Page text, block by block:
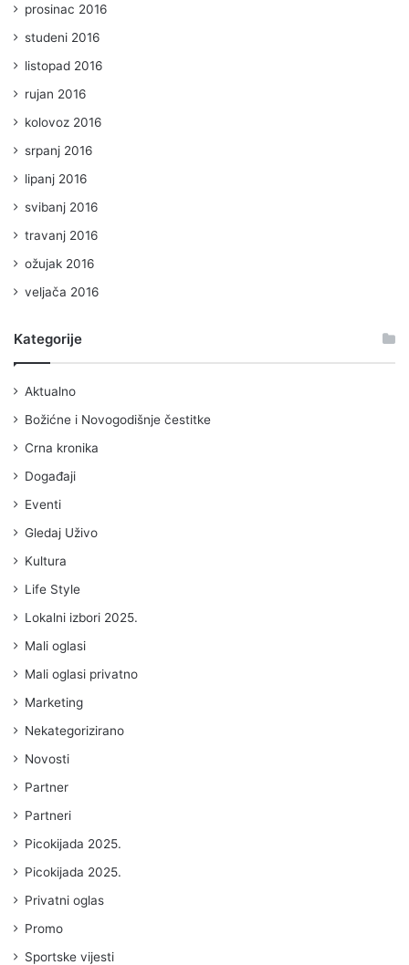
prosinac 2016
studeni 2016
listopad 2016
rujan 2016
kolovoz 2016
srpanj 2016
lipanj 2016
svibanj 2016
travanj 2016
ožujak 2016
veljača 2016
Kategorije
Aktualno
Božićne i Novogodišnje čestitke
Crna kronika
Događaji
Eventi
Gledaj Uživo
Kultura
Life Style
Lokalni izbori 2025.
Mali oglasi
Mali oglasi privatno
Marketing
Nekategorizirano
Novosti
Partner
Partneri
Picokijada 2025.
Picokijada 2025.
Privatni oglas
Promo
Sportske vijesti